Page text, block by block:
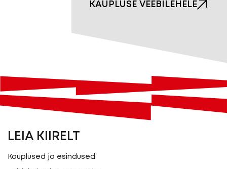
KAUPLUSE VEEBILEHELE
LEIA KIIRELT
Kauplused ja esindused